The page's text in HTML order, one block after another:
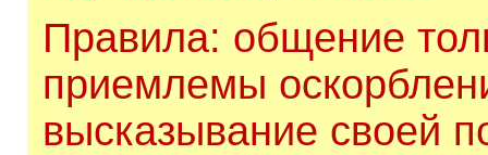
Правила: общение
приемлемы
высказывание своей